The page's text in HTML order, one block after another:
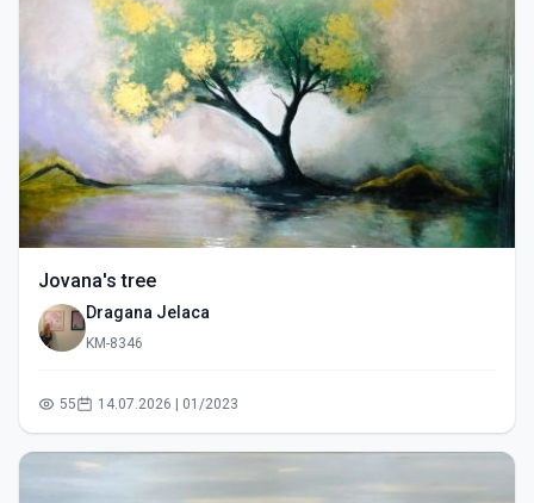
Jovana's tree
Dragana Jelaca
KM-8346
55 14.07.2026 | 01/2023